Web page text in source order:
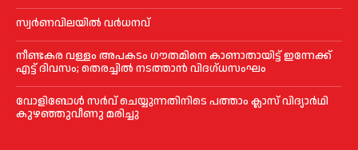
സ്വർണവിലയിൽ വർധനവ്
നീണ്ടകര വള്ളം അപകടം ഗൗതമിനെ കാണാതായിട്ട് ഇന്നേക്ക്
എട്ട് ദിവസം; തെരച്ചില്‍ നടത്താൻ വിദഗ്ധസംഘം
വോളിബോൾ സർവ് ചെയ്യുന്നതിനിടെ പത്താം ക്ലാസ് വിദ്യാർഥി
കുഴഞ്ഞുവീണു മരിച്ചു